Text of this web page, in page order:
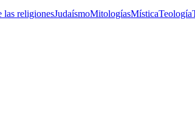
las religionesJudaísmoMitologíasMísticaTeología